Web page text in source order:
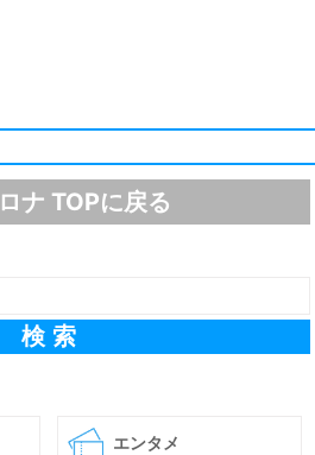
ナ TOPに戻る
エンタメ